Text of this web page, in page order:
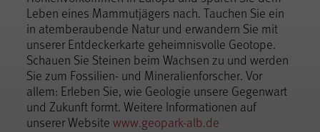
Leben eines Mammutjägers nach. Tauchen Sie ein
in atemberaubende Natur und erwandern Sie mit
unserer Entdeckerkarte geheimnisvolle Geotope.
Schauen Sie Steinen beim Wachsen zu und werden
Sie zum Fossilien- und Mineralienforscher. Vor
allem: Erleben Sie, wie Geologie unsere Gegenwart
und Zukunft formt. Weitere Informationen auf
unserer Websitewww.geopark-alb.de